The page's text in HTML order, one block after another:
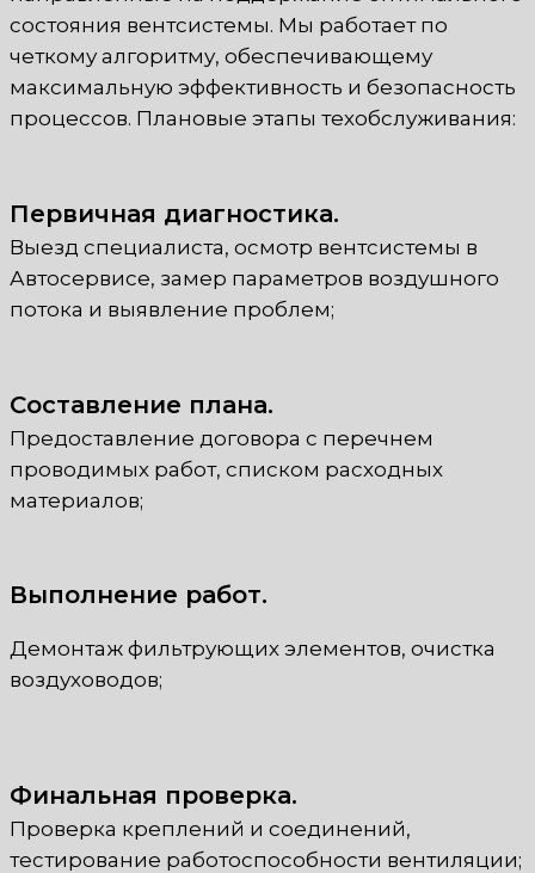
состояния вентсистемы. Мы работает по
четкому алгоритму, обеспечивающему
максимальную эффективность и безопасность
процессов. Плановые этапы техобслуживания:
Первичная диагностика.
Выезд специалиста, осмотр вентсистемы в
Автосервисе, замер параметров воздушного
потока и выявление проблем;
Составление плана.
Предоставление договора с перечнем
проводимых работ, списком расходных
материалов;
Выполнение работ.
Демонтаж фильтрующих элементов, очистка
воздуховодов;
Финальная проверка.
Проверка креплений и соединений,
тестирование работоспособности вентиляции;